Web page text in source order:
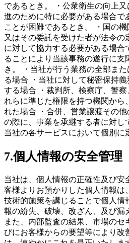
であるとき。 ・公衆衛生の向上
進のために特に必要がある場合で
ことが困難であるとき。 ・国の
又はその委託を受けた者が法令の
に対して協力する必要がある場合
ることにより当該事務の遂行に支
き。 ・当社が行う業務の全部ま
る場合 ・当社に対して秘密保持
する場合 ・裁判所、検察庁、警
れらに準じた権限を持つ機関から
れた場合 ・合併、営業譲渡その
の際に、事業を承継する者に対し
当社の各サービスにおいて個別に
7.個人情報の安全管理
当社は、個人情報の正確性及び安
客様よりお預かりした個人情報は
技術的施策を講じることで個人情
報の紛失、破壊、改ざん、及び漏
また、内部監査の結果、市場のセ
びにお客様からの要望等により改